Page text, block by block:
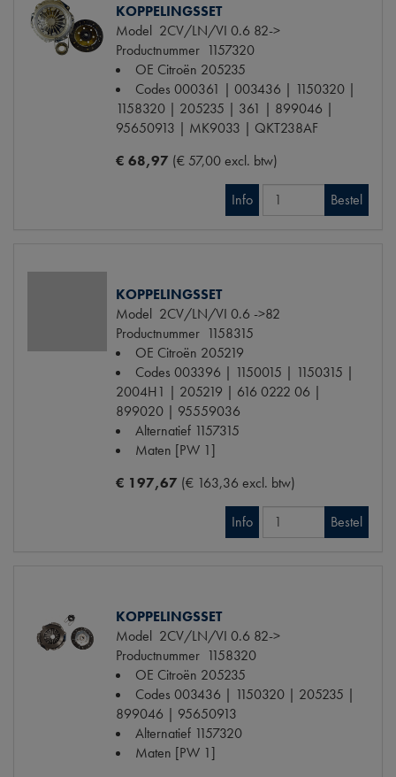
KOPPELINGSSET
Model 2CV/LN/VI 0.6 82->
Productnummer 1157320
OE Citroën 205235
Codes 000361 | 003436 | 1150320 |
1158320 | 205235 | 361 | 899046 |
95650913 | MK9033 | QKT238AF
€ 68,97 (€ 57,00 excl. btw)
Info Bestel
KOPPELINGSSET
Model 2CV/LN/VI 0.6 ->82
Productnummer 1158315
OE Citroën 205219
Codes 003396 | 1150015 | 1150315 |
2004H1 | 205219 | 616 0222 06 |
899020 | 95559036
Alternatief 1157315
Maten [PW 1]
€ 197,67 (€ 163,36 excl. btw)
Info Bestel
KOPPELINGSSET
Model 2CV/LN/VI 0.6 82->
Productnummer 1158320
OE Citroën 205235
Codes 003436 | 1150320 | 205235 |
899046 | 95650913
Alternatief 1157320
Maten [PW 1]